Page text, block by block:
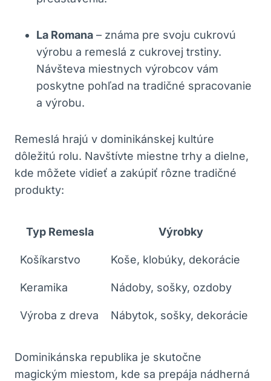
La Romana – známa pre svoju cukrovú
výrobu a remeslá z cukrovej trstiny.
Návšteva miestnych výrobcov vám
poskytne pohľad na tradičné spracovanie
a výrobu.
Remeslá hrajú v dominikánskej kultúre
dôležitú rolu. Navštívte miestne trhy a dielne,
kde môžete vidieť a zakúpiť rôzne tradičné
produkty:
Typ Remesla Výrobky
Košíkarstvo Koše, klobúky, dekorácie
Keramika Nádoby, sošky, ozdoby
Výroba z dreva Nábytok, sošky, dekorácie
Dominikánska republika je skutočne
magickým miestom, kde sa prepája nádherná